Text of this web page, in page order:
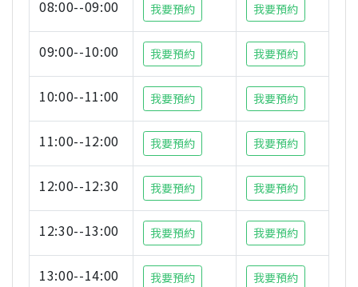
08:00--09:00 我要預約 我要預約
09:00--10:00 我要預約 我要預約
10:00--11:00 我要預約 我要預約
11:00--12:00 我要預約 我要預約
12:00--12:30 我要預約 我要預約
12:30--13:00 我要預約 我要預約
13:00--14:00 我要預約 我要預約